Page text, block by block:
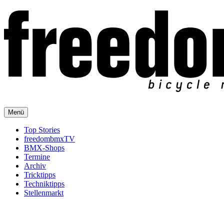
Menü
Top Stories
freedombmxTV
BMX-Shops
Termine
Archiv
Tricktipps
Techniktipps
Stellenmarkt